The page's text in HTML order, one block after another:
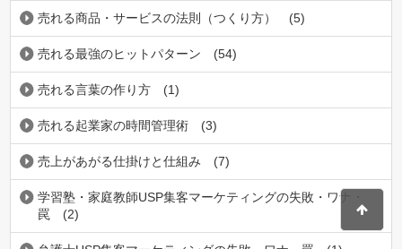
売れる商品・サービスの法則（つくり方） (5)
売れる最強のヒットパターン (54)
売れる言葉の作り方 (1)
売れる起業家の時間管理術 (3)
売上があがる仕掛けと仕組み (7)
学習塾・家庭教師USP集客マーケティングの失敗・ワナ・
罠
(2)